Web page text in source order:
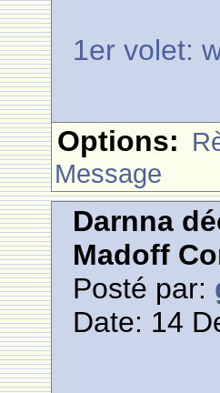
1er volet:
Options:
Message
Darnna
Madoff
Posté par:
Date: 14